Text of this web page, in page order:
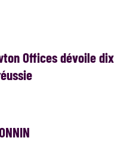
Offices dévoile dix